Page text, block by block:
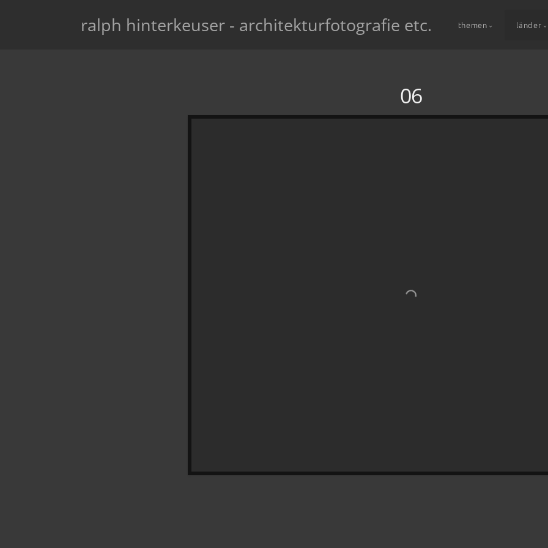
ralph hinterkeuser - architekturfotografie etc. themen länder
06